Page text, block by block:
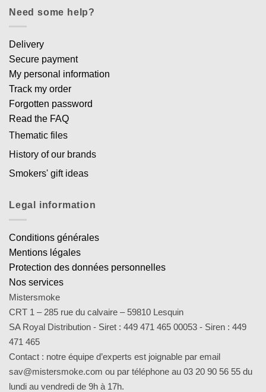
Need some help?
Delivery
Secure payment
My personal information
Track my order
Forgotten password
Read the FAQ
Thematic files
History of our brands
Smokers' gift ideas
Legal information
Conditions générales
Mentions légales
Protection des données personnelles
Nos services
Mistersmoke
CRT 1 – 285 rue du calvaire – 59810 Lesquin
SA Royal Distribution - Siret : 449 471 465 00053 - Siren : 449
471 465
Contact : notre équipe d’experts est joignable par email
sav@mistersmoke.com ou par téléphone au 03 20 90 56 55 du
lundi au vendredi de 9h à 17h.